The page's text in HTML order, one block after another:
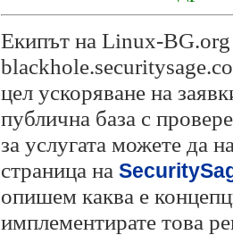
Екипът на Linux-BG.org
цел ускоряване на
публична база с
за услугата можете да
страница на
опишем каква е
имплементирате това